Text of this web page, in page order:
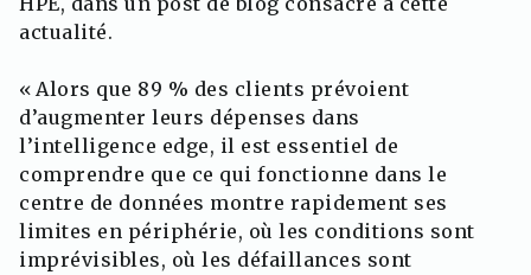
actualité.
« Alors que 89 % des clients prévoient
d’augmenter leurs dépenses dans
l’intelligence edge, il est essentiel de
comprendre que ce qui fonctionne dans le
centre de données montre rapidement ses
limites en périphérie, où les conditions sont
imprévisibles, où les défaillances sont